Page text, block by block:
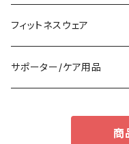
ノースリーブ
パンツドレス
カジュアルバッグ
バックパック
タンクトップ/キャミソール
半袖/5分
バンドゥビキニ
ワンピース
スニーカー
ブーツ
フィットネスウェア
セット販売
サポーター/ケア用品
商